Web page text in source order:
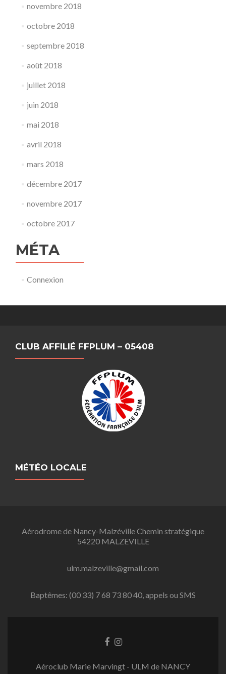
novembre 2018
octobre 2018
septembre 2018
août 2018
juillet 2018
juin 2018
mai 2018
avril 2018
mars 2018
décembre 2017
novembre 2017
octobre 2017
MÉTA
Connexion
CLUB AFFILIÉ FFPLUM – 05408
MÉTÉO LOCALE
Aérodrome de Nancy-Malzéville Chemin stratégique
54220 MALZEVILLE
ulm.malzeville@gmail.com
Baptêmes: (00 33) 7 68 73 80 40, appels ou SMS
L
n
L
n
Aéroclub Marie Marvingt - ULM de NANCY